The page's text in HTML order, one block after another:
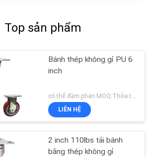
Top sản phẩm
Bánh thép không gỉ PU 6
inch
LIÊN HỆ
2 inch 110lbs tải bánh
bằng thép không gỉ